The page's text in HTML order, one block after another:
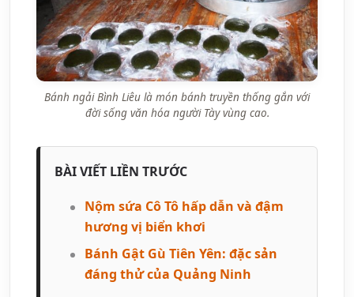
Bánh ngải Bình Liêu là món bánh truyền thống gắn với
đời sống văn hóa người Tày vùng cao.
BÀI VIẾT LIỀN TRƯỚC
Nộm sứa Cô Tô hấp dẫn và đậm
hương vị biển khơi
Bánh Gật Gù Tiên Yên: đặc sản
đáng thử của Quảng Ninh